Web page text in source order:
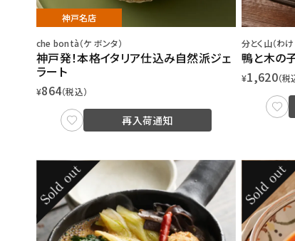
神戸名店
che bontà（ケ ボンタ）
神戸発！本格イタリア仕込み自然派ジェ
ラート
¥864（税込）
再入荷通知
分とく山（わけ
鴨と木の
¥1,620（税